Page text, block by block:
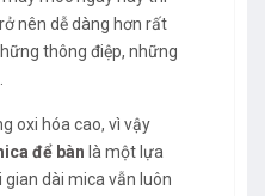
nên dễ dàng hơn rất
thông điệp, những
oxi hóa cao, vì vậy
để bàn là một lựa
dài mica vẫn luôn